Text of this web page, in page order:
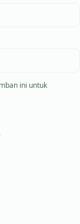
ini untuk